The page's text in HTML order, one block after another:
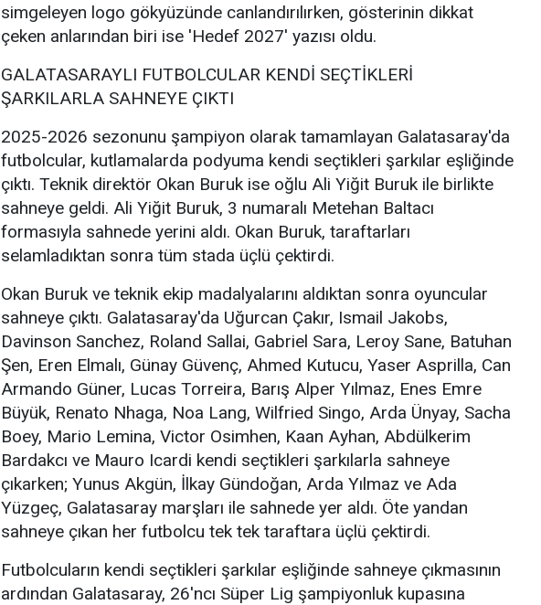
simgeleyen logo gökyüzünde canlandırılırken, gösterinin dikkat
çeken anlarından biri ise 'Hedef 2027' yazısı oldu.
GALATASARAYLI FUTBOLCULAR KENDİ SEÇTİKLERİ
ŞARKILARLA SAHNEYE ÇIKTI
2025-2026 sezonunu şampiyon olarak tamamlayan Galatasaray'da
futbolcular, kutlamalarda podyuma kendi seçtikleri şarkılar eşliğinde
çıktı. Teknik direktör Okan Buruk ise oğlu Ali Yiğit Buruk ile birlikte
sahneye geldi. Ali Yiğit Buruk, 3 numaralı Metehan Baltacı
formasıyla sahnede yerini aldı. Okan Buruk, taraftarları
selamladıktan sonra tüm stada üçlü çektirdi.
Okan Buruk ve teknik ekip madalyalarını aldıktan sonra oyuncular
sahneye çıktı. Galatasaray'da Uğurcan Çakır, Ismail Jakobs,
Davinson Sanchez, Roland Sallai, Gabriel Sara, Leroy Sane, Batuhan
Şen, Eren Elmalı, Günay Güvenç, Ahmed Kutucu, Yaser Asprilla, Can
Armando Güner, Lucas Torreira, Barış Alper Yılmaz, Enes Emre
Büyük, Renato Nhaga, Noa Lang, Wilfried Singo, Arda Ünyay, Sacha
Boey, Mario Lemina, Victor Osimhen, Kaan Ayhan, Abdülkerim
Bardakcı ve Mauro Icardi kendi seçtikleri şarkılarla sahneye
çıkarken; Yunus Akgün, İlkay Gündoğan, Arda Yılmaz ve Ada
Yüzgeç, Galatasaray marşları ile sahnede yer aldı. Öte yandan
sahneye çıkan her futbolcu tek tek taraftara üçlü çektirdi.
Futbolcuların kendi seçtikleri şarkılar eşliğinde sahneye çıkmasının
ardından Galatasaray, 26'ncı Süper Lig şampiyonluk kupasına